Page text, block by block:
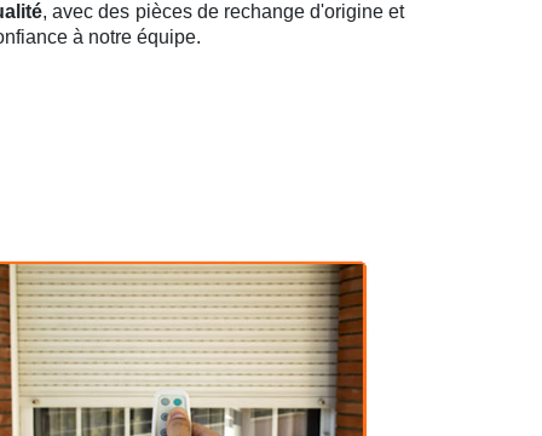
, avec des pièces de rechange d'origine et
à notre équipe.